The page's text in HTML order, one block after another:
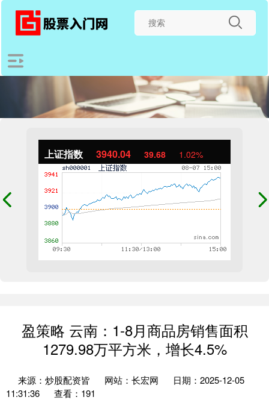
上证指数 3940.04 39.68 1.02%
盈策略 云南：1-8月商品房销售面积
1279.98万平方米，增长4.5%
来源：炒股配资皆 网站：长宏网
日期：2025-12-05
11:31:36
查看：191